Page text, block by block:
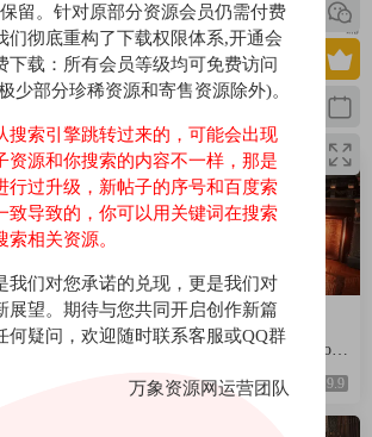
Rocky
下一篇
欧洲森林小屋-European Forest
Works
UE场景
维多利亚时代室内建筑-Victori
2026-04-18 9.9
会员免费
留。针对原部分资源会员仍需付费
们彻底重构了下载权限体系,开通会
下载：所有会员等级均可免费访问
少部分珍稀资源和寄售资源除外)。
搜索引擎跳转过来的，可能会出现
资源和你搜索的内容不一样，那是
行过升级，新帖子的序号和百度索
致导致的，你可以用关键词在搜索
索相关资源。
我们对您承诺的兑现，更是我们对
展望。期待与您共同开启创作新篇
何疑问，欢迎随时联系客服或QQ群
万象资源网运营团队